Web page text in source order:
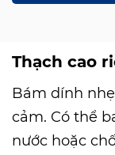
Thạch cao
Bám dính
cảm. Có thể
nước hoặc